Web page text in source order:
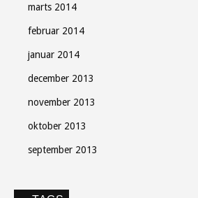
marts 2014
februar 2014
januar 2014
december 2013
november 2013
oktober 2013
september 2013